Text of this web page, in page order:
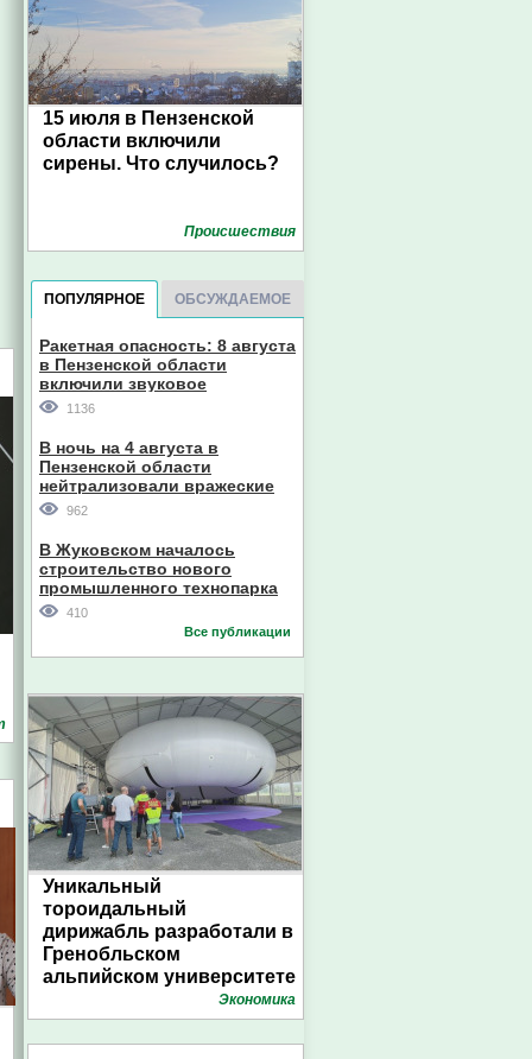
15 июля в Пензенской
области включили
сирены. Что случилось?
Проиcшествия
ПОПУЛЯРНОЕ ОБСУЖДАЕМОЕ
Ракетная опасность: 8 августа
в Пензенской области
включили звуковое
оповещение
1136
В ночь на 4 августа в
Пензенской области
нейтрализовали вражеские
дроны
962
В Жуковском началось
строительство нового
промышленного технопарка
410
Все публикации
Уникальный
тороидальный
дирижабль разработали в
Гренобльском
альпийском университете
Экономика